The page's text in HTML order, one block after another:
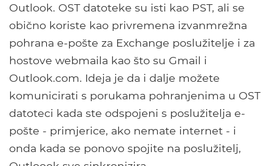
Outlook. OST datoteke su isti kao PST, ali se
obično koriste kao privremena izvanmrežna
pohrana e-pošte za Exchange poslužitelje i za
hostove webmaila kao što su Gmail i
Outlook.com. Ideja je da i dalje možete
komunicirati s porukama pohranjenima u OST
datoteci kada ste odspojeni s poslužitelja e-
pošte - primjerice, ako nemate internet - i
onda kada se ponovo spojite na poslužitelj,